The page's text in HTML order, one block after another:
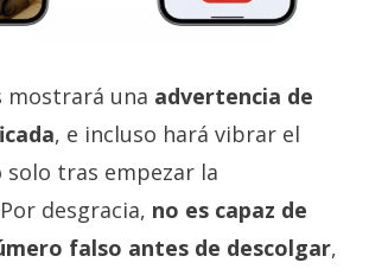
mostrará una advertencia de
, e incluso hará vibrar el
tras empezar la
desgracia, no es capaz de
falso antes de descolgar,